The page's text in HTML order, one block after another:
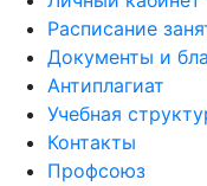
Расписание
Документы и
Антиплагиат
Учебная
Контакты
Профсоюз